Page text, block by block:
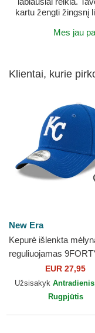
kartu žengti žingsnį
Mes jau
Klientai, kurie
New Era
Kepurė išlenkta
reguliuojamas
League Kansas City
MLB New Era
EUR 27,95
Užsisakyk
Rugpjūtis